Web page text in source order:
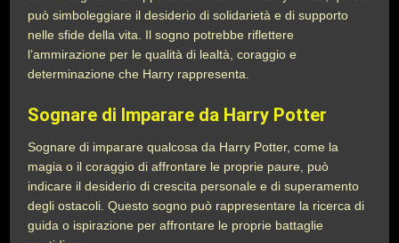
può simboleggiare il desiderio di solidarietà e di supporto
nelle sfide della vita. Il sogno potrebbe riflettere
l’ammirazione per le qualità di lealtà, coraggio e
determinazione che Harry rappresenta.
Sognare di Imparare da Harry Potter
Sognare di imparare qualcosa da Harry Potter, come la
magia o il coraggio di affrontare le proprie paure, può
indicare il desiderio di crescita personale e di superamento
degli ostacoli. Questo sogno può rappresentare la ricerca di
guida o ispirazione per affrontare le proprie battaglie